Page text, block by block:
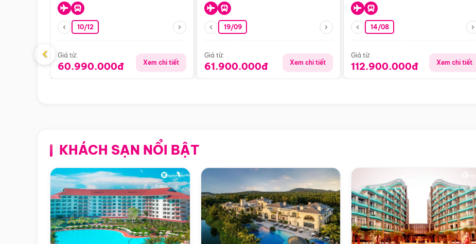
10/12
Giá từ:
60.990.000đ Xem chi tiết
19/09
Giá từ:
61.900.000đ Xem chi tiết
14/08
Giá từ:
112.900.000đ Xem chi tiết
‹
KHÁCH SẠN NỔI BẬT